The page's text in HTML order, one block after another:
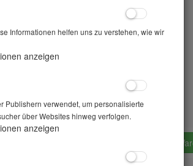
*
in den
Informationen helfen uns zu verstehen, wie wir
anzeigen
Publishern verwendet, um personalisierte
über Websites hinweg verfolgen.
anzeigen